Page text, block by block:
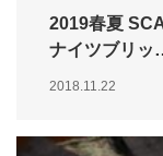
2019春夏
ナイツブリ
2018.11.22